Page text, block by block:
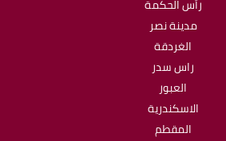
رأس الحكمة
مدينة نصر
الغردقة
راس سدر
العبور
الاسكندرية
المقطم